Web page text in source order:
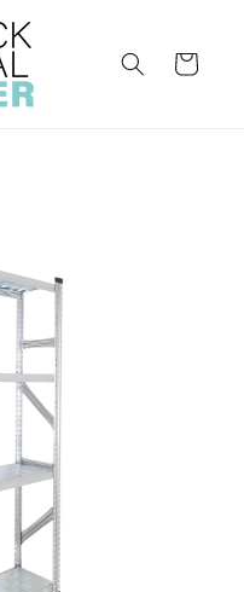
Warenkorb